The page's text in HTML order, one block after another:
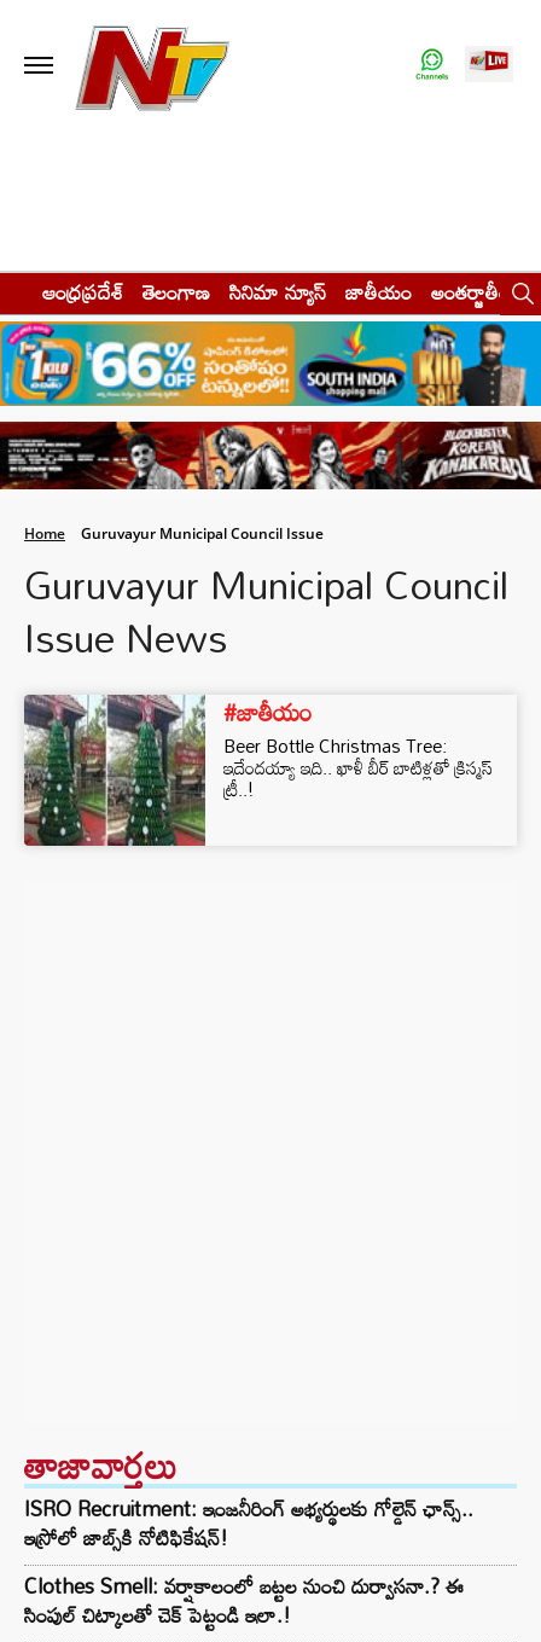
ఆంధ్రప్రదేశ్ తెలంగాణ సినిమా న్యూస్ జాతీయం అంతర్జాతీయం
Home Guruvayur Municipal Council Issue
Guruvayur Municipal Council
Issue News
#జాతీయం
Beer Bottle Christmas Tree:
ఇదేందయ్యా ఇది.. ఖాళీ బీర్ బాటిళ్లతో క్రిస్మస్
ట్రీ..!
తాజావార్తలు
ISRO Recruitment: ఇంజనీరింగ్‌ అభ్యర్థులకు గోల్డెన్‌ ఛాన్స్..
ఇస్రోలో జాబ్స్‌కి నోటిఫికేషన్!
Clothes Smell: వర్షాకాలంలో బట్టల నుంచి దుర్వాసనా.? ఈ
సింపుల్ చిట్కాలతో చెక్ పెట్టండి ఇలా.!